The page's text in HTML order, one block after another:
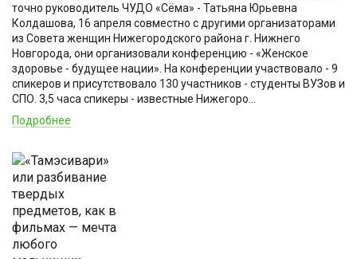
точно руководитель ЧУДО «Сёма» - Татьяна Юрьевна
Колдашова, 16 апреля совместно с другими организаторами
из Совета женщин Нижегородского района г. Нижнего
Новгорода, они организовали конференцию - «Женское
здоровье - будущее нации». На конференции участвовало - 9
спикеров и присутствовало 130 участников - студенты ВУЗов и
СПО. 3,5 часа спикеры - известные Нижегоро...
Подробнее